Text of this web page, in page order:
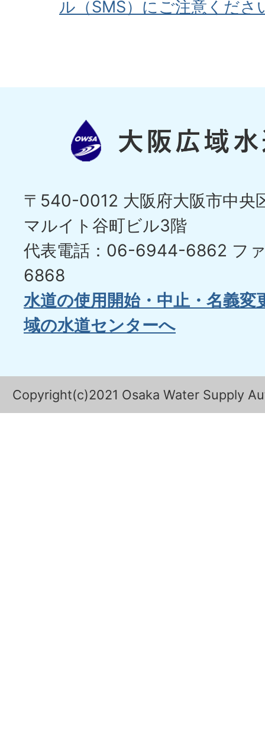
ル（SMS）にご注意くださ
〒540-0012 大阪府大阪市中央
マルイト谷町ビル3階
代表電話：06-6944-6862 フ
6868
水道の使用開始・中止・名義変
域の水道センターへ
Copyright(c)2021 Osaka Water Supply